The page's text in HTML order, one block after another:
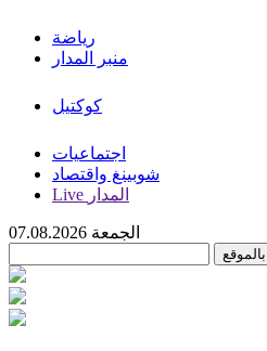
رياضة
منبر المدار
كوكتيل
اجتماعيات
شوبينغ واقتصاد
Live المدار